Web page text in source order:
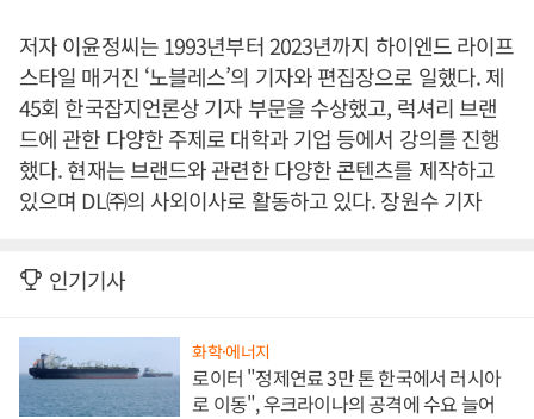
저자 이윤정씨는 1993년부터 2023년까지 하이엔드 라이프
스타일 매거진 ‘노블레스’의 기자와 편집장으로 일했다. 제
45회 한국잡지언론상 기자 부문을 수상했고, 럭셔리 브랜
드에 관한 다양한 주제로 대학과 기업 등에서 강의를 진행
했다. 현재는 브랜드와 관련한 다양한 콘텐츠를 제작하고
있으며 DL㈜의 사외이사로 활동하고 있다. 장원수 기자
인기기사
화학·에너지
로이터 "정제연료 3만 톤 한국에서 러시아
로 이동", 우크라이나의 공격에 수요 늘어